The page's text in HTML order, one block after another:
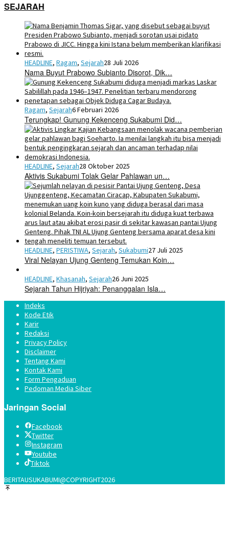
SEJARAH
HEADLINE, Ragam, Sejarah28 Juli 2026
Nama Buyut Prabowo Subianto Disorot, Dik…
Ragam, Sejarah6 Februari 2026
Terungkap! Gunung Kekenceng Sukabumi Did…
HEADLINE, Sejarah28 Oktober 2025
Aktivis Sukabumi Tolak Gelar Pahlawan un…
HEADLINE, PERISTIWA, Sejarah, Sukabumi27 Juli 2025
Viral Nelayan Ujung Genteng Temukan Koin…
HEADLINE, Khasanah, Sejarah26 Juni 2025
Sejarah Tahun Hijriyah: Penanggalan Isla…
Indeks
Kode Etik
Karir
Redaksi
Privacy Policy
Disclaimer
Tentang Kami
Kontak Kami
Form Pengaduan
Pedoman Media Siber
Jaringan Social
Facebook
Twitter
Instagram
Youtube
Tiktok
BERITAUSUKABUMI@COPYRIGHT2026